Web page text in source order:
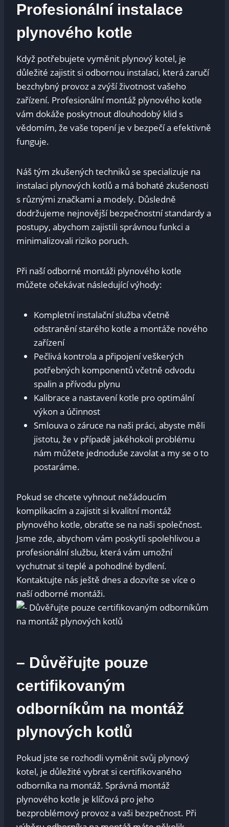
Profesionální instalace
plynového kotle
Když potřebujete vyměnit plynový kotel, je
důležité zajistit si odbornou instalaci, která zaručí
bezchybný provoz a zvýší životnost vašeho
zařízení. Profesionální montáž plynového kotle
vám dokáže poskytnout dlouhodobý klid s
vědomím, že vaše topení je v bezpečí a efektivně
funguje.
Náš tým zkušených techniků se specializuje na
instalaci plynových kotlů a má bohaté zkušenosti
s různými značkami a modely. Důsledně
dodržujeme nejnovější bezpečnostní standardy a
postupy, abychom zajistili správnou funkci a
minimalizovali riziko poruch.
Při naší odborné montáži plynového kotle
můžete očekávat následující výhody:
Kompletní instalační služba včetně
odstranění starého kotle a montáže nového
zařízení
Pečlivá kontrola a připojení veškerých
potřebných komponentů včetně odvodu
spalin a přívodu plynu
Kalibrace a nastavení kotle pro optimální
výkon a účinnost
Smlouva o záruce na naši práci, abyste měli
jistotu, že v případě jakéhokoli problému
nám můžete jednoduše zavolat a my se o to
postaráme.
Pokud se chcete vyhnout nežádoucím
komplikacím a zajistit si kvalitní montáž
plynového kotle, obraťte se na naši společnost.
Jsme zde, abychom vám poskytli spolehlivou a
profesionální službu, která vám umožní
vychutnat si teplé a pohodlné bydlení.
Kontaktujte nás ještě dnes a dozvíte se více o
naší odborné montáži.
– Důvěřujte pouze
certifikovaným
odborníkům na montáž
plynových kotlů
Pokud jste se rozhodli vyměnit svůj plynový
kotel, je důležité vybrat si certifikovaného
odborníka na montáž. Správná montáž
plynového kotle je klíčová pro jeho
bezproblémový provoz a vaši bezpečnost. Při